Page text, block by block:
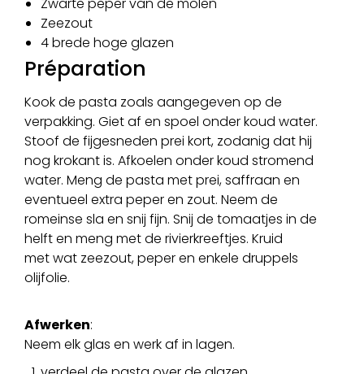
Zeezout
4 brede hoge glazen
Préparation
Kook de pasta zoals aangegeven op de
verpakking. Giet af en spoel onder koud water.
Stoof de fijgesneden prei kort, zodanig dat hij
nog krokant is. Afkoelen onder koud stromend
water. Meng de pasta met prei, saffraan en
eventueel extra peper en zout. Neem de
romeinse sla en snij fijn. Snij de tomaatjes in de
helft en meng met de rivierkreeftjes. Kruid
met wat zeezout, peper en enkele druppels
olijfolie.
Afwerken:
Neem elk glas en werk af in lagen.